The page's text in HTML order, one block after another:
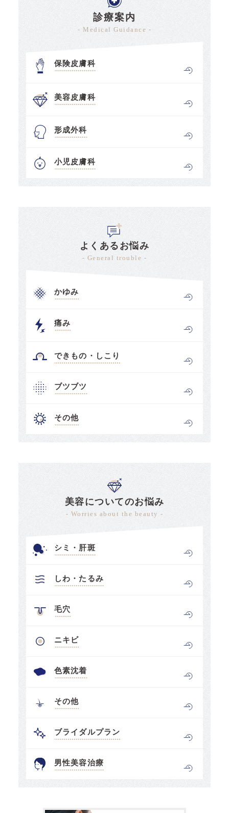
診療案内
- Medical Guidance -
保険皮膚科
美容皮膚科
形成外科
小児皮膚科
よくあるお悩み
- General trouble -
かゆみ
痛み
できもの・しこり
ブツブツ
その他
美容についてのお悩み
- Worries about the beauty -
シミ・肝斑
しわ・たるみ
毛穴
ニキビ
色素沈着
その他
ブライダルプラン
男性美容治療